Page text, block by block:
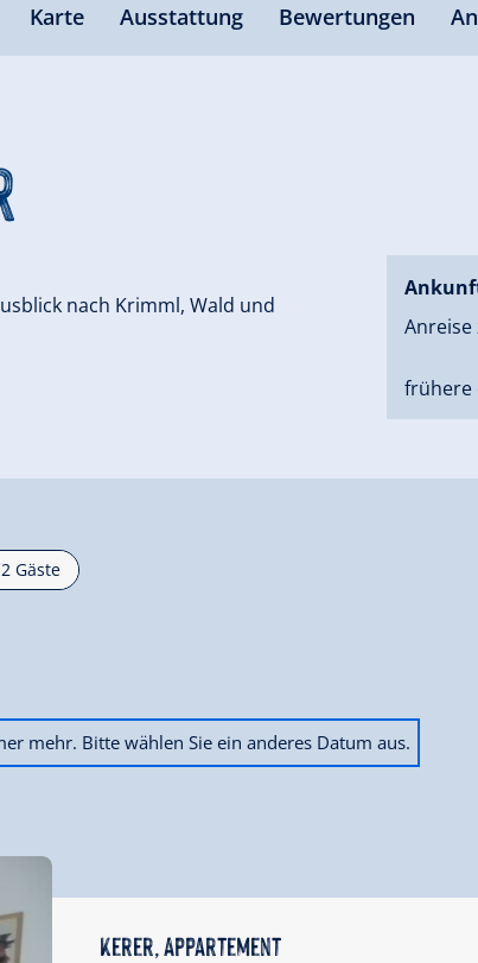
Karte Ausstattung Bewertungen
nach Krimml, Wald und
Anreise
frühere
2 Gäste
mehr. Bitte wählen Sie ein anderes Datum aus.
Kerer, Appartement